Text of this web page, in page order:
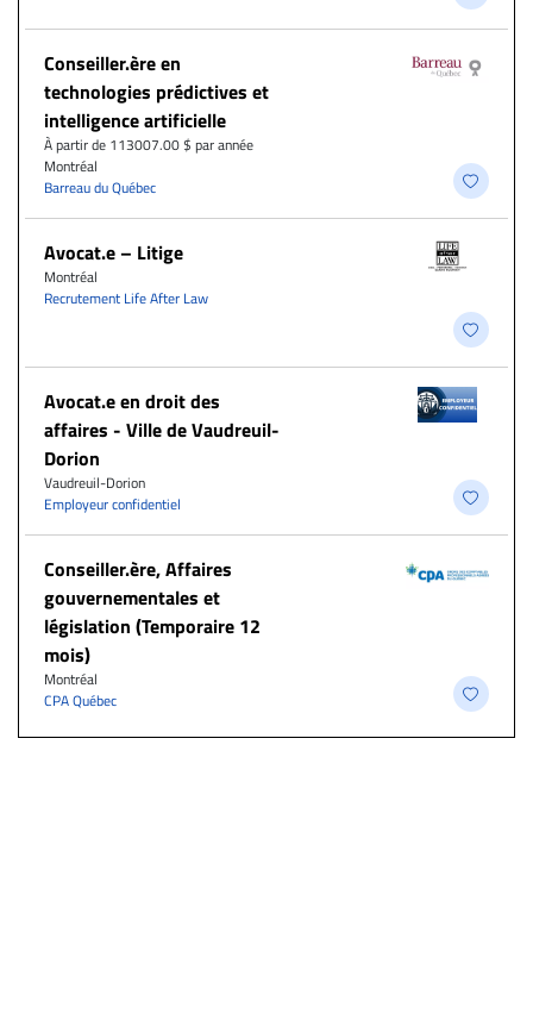
Conseiller.ère en
technologies prédictives et
intelligence artificielle
À partir de 113007.00 $ par année
Montréal
Barreau du Québec
Avocat.e – Litige
Montréal
Recrutement Life After Law
Avocat.e en droit des
affaires - Ville de Vaudreuil-
Dorion
Vaudreuil-Dorion
Employeur confidentiel
Conseiller.ère, Affaires
gouvernementales et
législation (Temporaire 12
mois)
Montréal
CPA Québec